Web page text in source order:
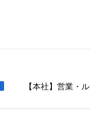
【本社】営業・